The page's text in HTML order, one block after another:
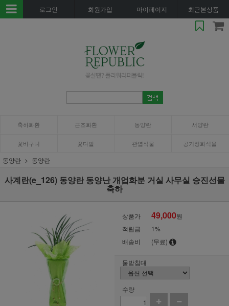
로그인 회원가입 마이페이지 최근본상품
축하화환 근조화환 동양란 서양란
꽃바구니 꽃다발 관엽식물 공기정화식물
동양란 동양란
사계란(e_126) 동양란 동양난 개업화분 거실 사무실 승진선물
축하
상품가 49,000원
적립금
1%
배송비
(무료)
물받침대
수량